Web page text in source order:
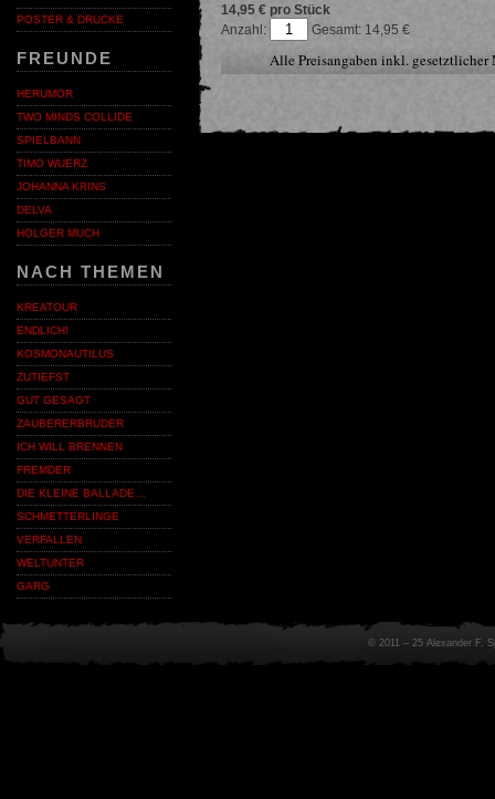
POSTER & DRUCKE
FREUNDE
HERUMOR
TWO MINDS COLLIDE
SPIELBANN
TIMO WUERZ
JOHANNA KRINS
DELVA
HOLGER MUCH
NACH THEMEN
KREATOUR
ENDLICH!
KOSMONAUTILUS
ZUTIEFST
GUT GESAGT
ZAUBERERBRUDER
ICH WILL BRENNEN
FREMDER
DIE KLEINE BALLADE…
SCHMETTERLINGE
VERFALLEN
WELTUNTER
GARG
14,95 € pro Stück
Anzahl:
14,95
Alle Preisangaben inkl.
© 2011 – 25 Alexander F.